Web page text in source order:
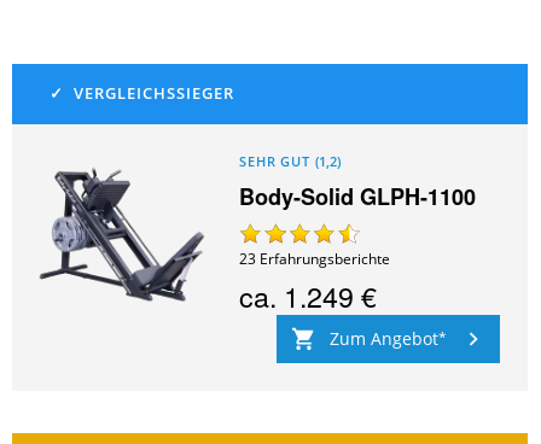
SEHR GUT (1,2)
Body-Solid GLPH-1100
23 Erfahrungsberichte
ca. 1.249 €
Zum Angebot